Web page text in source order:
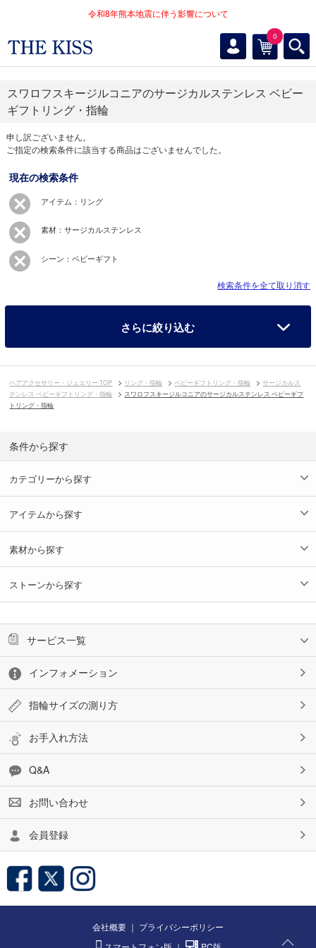
令和8年熊本地震に伴う影響について
0
スワロフスキージルコニアのサージカルステンレス ベビー
ギフトリング・指輪
申し訳ございません。
ご指定の検索条件に該当する商品はございませんでした。
現在の検索条件
アイテム：リング
素材：サージカルステンレス
シーン：ベビーギフト
検索条件を全て取り消す
さらに絞り込む
ペアアクセサリー・ジュエリー TOP リング・指輪 ベビーギフトリング・指輪
サージカルス
テンレス ベビーギフトリング・指輪
スワロフスキージルコニアのサージカルステンレス ベビーギフ
トリング・指輪
条件から探す
カテゴリーから探す
アイテムから探す
素材から探す
ストーンから探す
サービス一覧
インフォメーション
指輪サイズの測り方
お手入れ方法
Q&A
お問い合わせ
会員登録
会社概要 ｜ プライバシーポリシー